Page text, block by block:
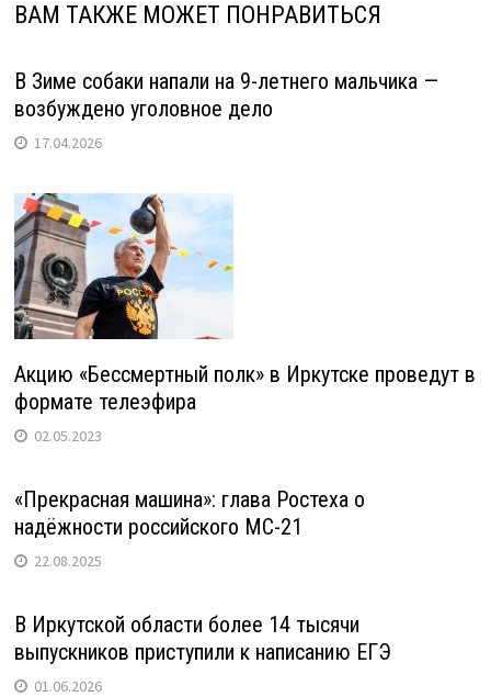
ВАМ ТАКЖЕ МОЖЕТ ПОНРАВИТЬСЯ
В Зиме собаки напали на 9-летнего мальчика —
возбуждено уголовное дело
17.04.2026
Акцию «Бессмертный полк» в Иркутске проведут в
формате телеэфира
02.05.2023
«Прекрасная машина»: глава Ростеха о
надёжности российского МС-21
22.08.2025
В Иркутской области более 14 тысячи
выпускников приступили к написанию ЕГЭ
01.06.2026